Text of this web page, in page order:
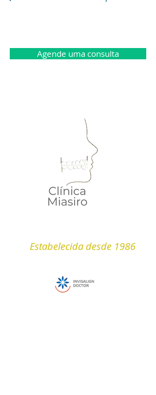
Agende uma consulta
Estabelecida desde 1986